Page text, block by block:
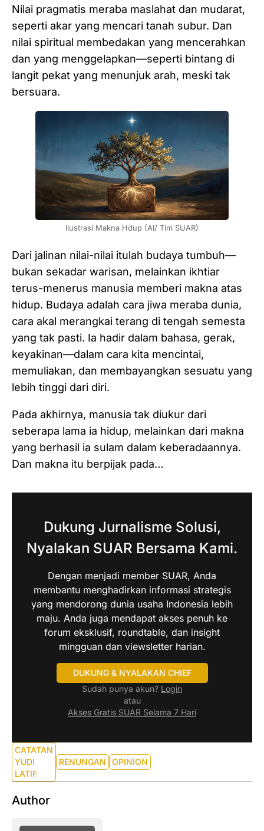
Nilai pragmatis meraba maslahat dan mudarat,
seperti akar yang mencari tanah subur. Dan
nilai spiritual membedakan yang mencerahkan
dan yang menggelapkan—seperti bintang di
langit pekat yang menunjuk arah, meski tak
bersuara.
Ilustrasi Makna Hdup (AI/ Tim SUAR)
Dari jalinan nilai-nilai itulah budaya tumbuh—
bukan sekadar warisan, melainkan ikhtiar
terus-menerus manusia memberi makna atas
hidup. Budaya adalah cara jiwa meraba dunia,
cara akal merangkai terang di tengah semesta
yang tak pasti. Ia hadir dalam bahasa, gerak,
keyakinan—dalam cara kita mencintai,
memuliakan, dan membayangkan sesuatu yang
lebih tinggi dari diri.
Pada akhirnya, manusia tak diukur dari
seberapa lama ia hidup, melainkan dari makna
yang berhasil ia sulam dalam keberadaannya.
Dan makna itu berpijak pada…
Dukung Jurnalisme Solusi,
Nyalakan SUAR Bersama Kami.
Dengan menjadi member SUAR, Anda
membantu menghadirkan informasi strategis
yang mendorong dunia usaha Indonesia lebih
maju. Anda juga mendapat akses penuh ke
forum eksklusif, roundtable, dan insight
mingguan dan viewsletter harian.
DUKUNG & NYALAKAN CHIEF
Sudah punya akun? Login
atau
Akses Gratis SUAR Selama 7 Hari
CATATAN
YUDI
LATIF
RENUNGAN OPINION
Author